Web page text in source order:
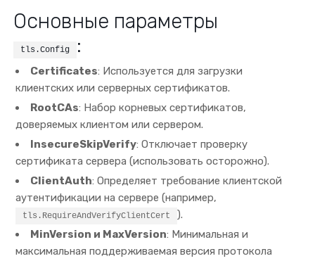
Основные параметры
tls.Config :
Certificates: Используется для загрузки
клиентских или серверных сертификатов.
RootCAs: Набор корневых сертификатов,
доверяемых клиентом или сервером.
InsecureSkipVerify: Отключает проверку
сертификата сервера (использовать осторожно).
ClientAuth: Определяет требование клиентской
аутентификации на сервере (например,
tls.RequireAndVerifyClientCert
).
MinVersion и MaxVersion: Минимальная и
максимальная поддерживаемая версия протокола